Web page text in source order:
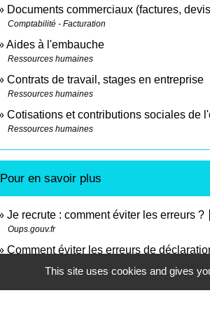
Documents commerciaux (factures,
Comptabilité - Facturation
Aides à l'embauche
Ressources humaines
Contrats de travail, stages en entreprise
Ressources humaines
Cotisations et contributions sociales de
Ressources humaines
Pour en savoir plus
Je recrute : comment éviter les erreurs ?
Oups.gouv.fr
Comment éviter les erreurs de
Direction interministérielle de la transformation
This site uses cookies and gives